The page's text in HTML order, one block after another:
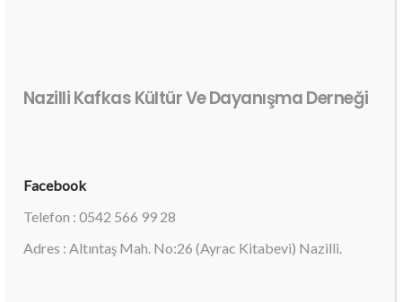
Nazilli Kafkas Kültür Ve Dayanışma Derneği
Facebook
Telefon : 0542 566 99 28
Adres : Altıntaş Mah. No:26 (Ayrac Kitabevi) Nazilli.